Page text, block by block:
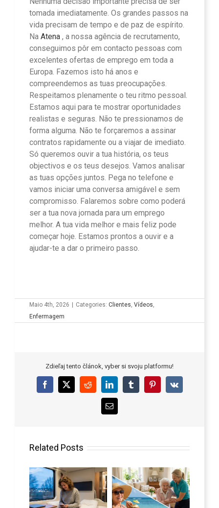
tomada imediatamente. Os grandes passos na
vida precisam de tempo e de paz de espírito.
Na Atena , a nossa agência de recrutamento,
conseguimos pôr em contacto pessoas com
excelentes ofertas de emprego em toda a
Europa. Fazemos isto há anos e
compreendemos as tuas preocupações.
Respeitamos plenamente o teu ritmo pessoal.
Estamos aqui para te mostrar oportunidades
realistas e seguras. Não te pressionamos de
forma alguma. Não te forçaremos a assinar
contratos rapidamente ou a viajar de imediato.
Só queremos ouvir a tua história, os teus
objectivos e os teus desejos. Vamos analisar
as tuas opções juntos. Pega no telefone e
vamos iniciar uma conversa amigável e sem
compromisso. Falaremos sobre como poderá
ser a tua nova jornada para um emprego
melhor. A tua vida melhor e mais feliz pode
começar hoje. Estamos prontos a ouvir e a
ajudar-te a dar o primeiro passo.
Maio 4th, 2026 | Categories: Clientes, Vídeos,
Enfermagem
Zdieľaj tento článok, vyber si svoju platformu!
Facebook
X RedditLinkedInTumblrPinterest
Vk
Email
Related Posts